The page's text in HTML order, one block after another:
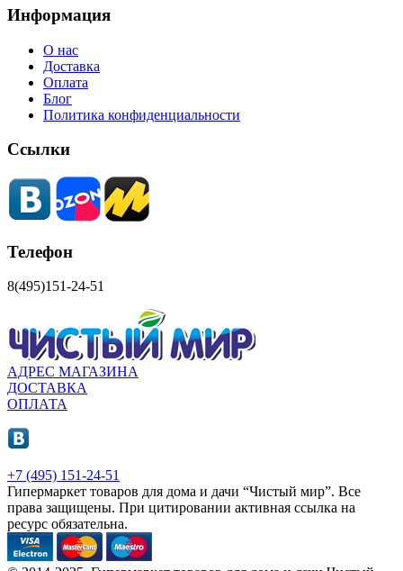
Информация
О нас
Доставка
Оплата
Блог
Политика конфиденциальности
Ссылки
Телефон
8(495)151-24-51
АДРЕС МАГАЗИНА
ДОСТАВКА
ОПЛАТА
+7 (495) 151-24-51
Гипермаркет товаров для дома и дачи “Чистый мир”. Все
права защищены. При цитировании активная ссылка на
ресурс обязательна.